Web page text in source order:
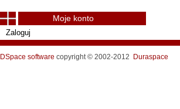
Moje konto
Zaloguj
DSpace software copyright © 2002-2012 Duraspace